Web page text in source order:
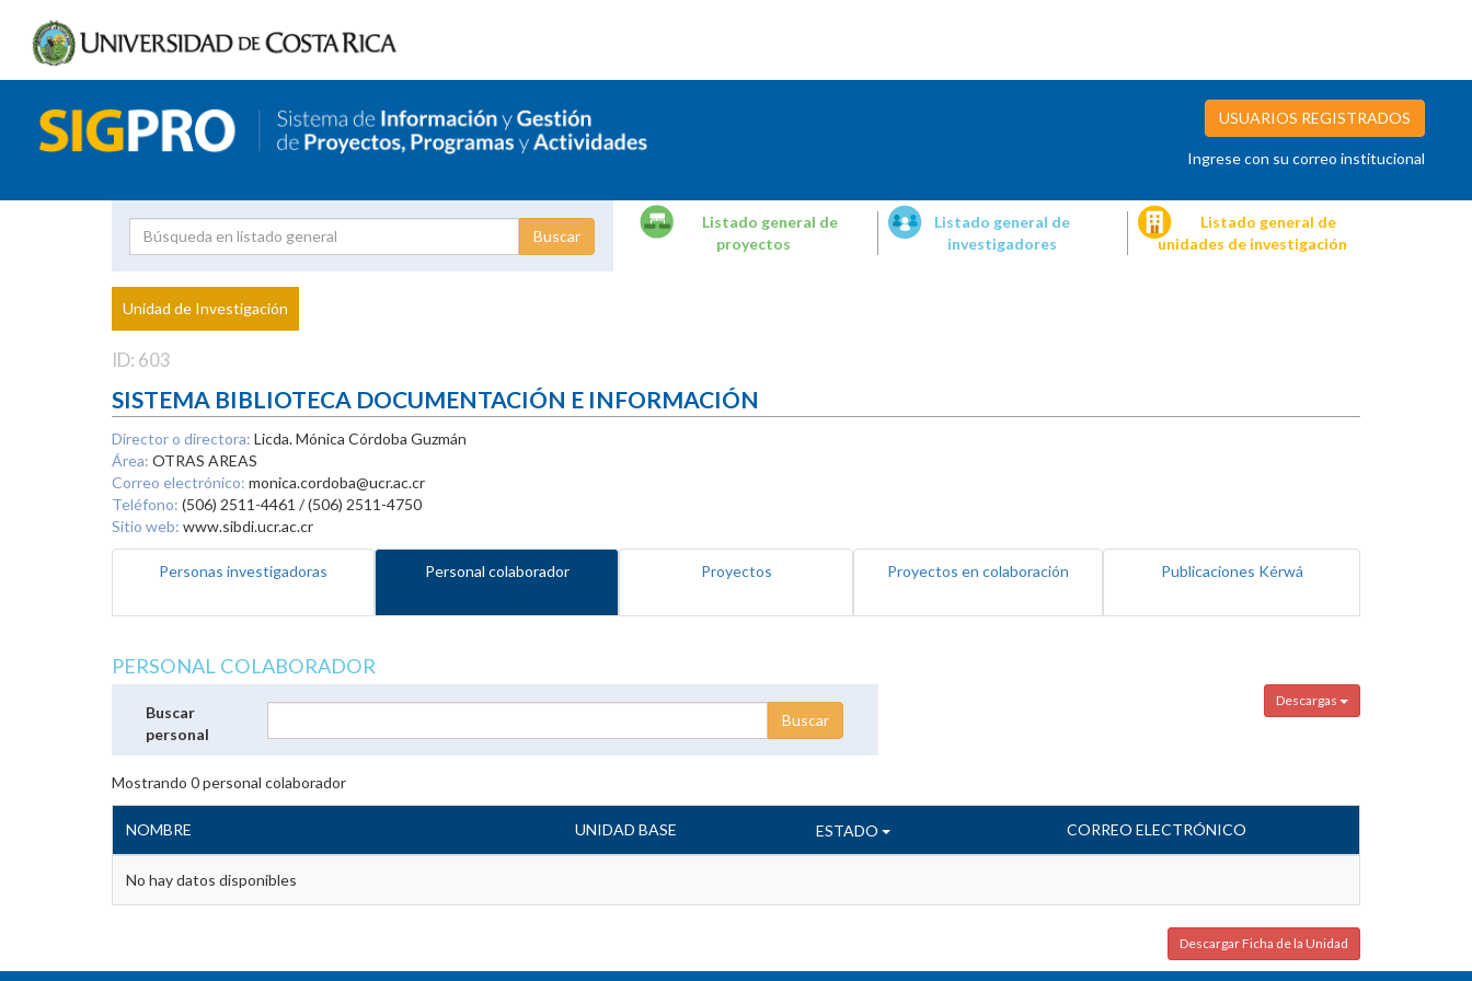
USUARIOS REGISTRADOS
Ingrese con su correo institucional
Proyecto
Investigador
Listado general de
proyectos
Listado general de
investigadores
Listado general de
unidades de investigación
Unidad de Investigación
ID: 603
SISTEMA BIBLIOTECA DOCUMENTACIÓN E INFORMACIÓN
Director o directora: Licda. Mónica Córdoba Guzmán
Área: OTRAS AREAS
Correo electrónico: monica.cordoba@ucr.ac.cr
Teléfono: (506) 2511-4461 / (506) 2511-4750
Sitio web: www.sibdi.ucr.ac.cr
Personas investigadoras Personal colaborador Proyectos Proyectos en colaboración Publicaciones Kérwá
PERSONAL COLABORADOR
Descargas
Buscar
personal
Mostrando 0personal colaborador
NOMBRE UNIDAD BASE ESTADO CORREO ELECTRÓNICO
No hay datos disponibles
Descargar Ficha de la Unidad